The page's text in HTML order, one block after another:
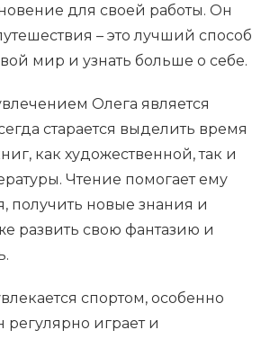
для своей работы. Он
– это лучший способ
мир и узнать больше о себе.
Олега является
старается выделить время
как художественной, так и
Чтение помогает ему
получить новые знания и
развить свою фантазию и
спортом, особенно
играет и